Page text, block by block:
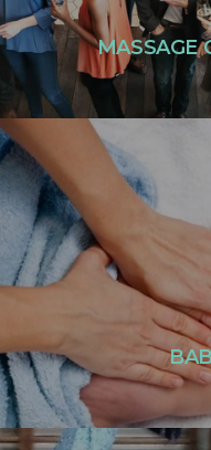
MASSAGE
Voor baby’s vanaf 1 maand
- Kalmerend en rustgevend
- Bevordert de spijsvertering